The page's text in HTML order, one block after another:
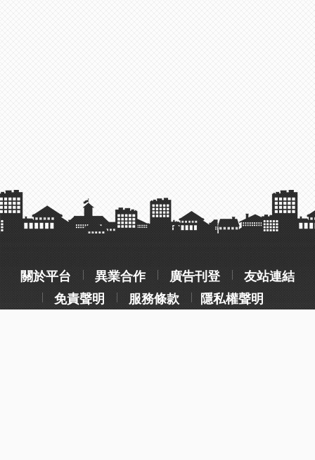
關於平台 異業合作 廣告刊登
友站連結
免責聲明
服務條款 隱私權聲明